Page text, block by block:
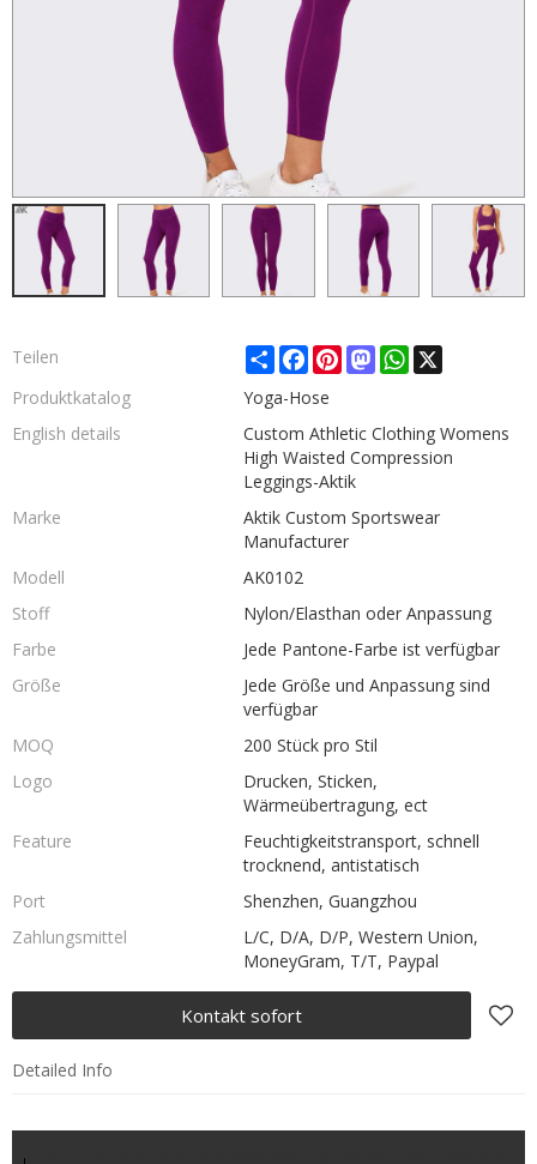
Teilen ShareFacebook
PinterestMastodonWhatsApp
X
Produktkatalog
Yoga-Hose
English details
Custom Athletic Clothing Womens
High Waisted Compression
Leggings-Aktik
Marke
Aktik Custom Sportswear
Manufacturer
Modell
AK0102
Stoff
Nylon/Elasthan oder Anpassung
Farbe
Jede Pantone-Farbe ist verfügbar
Größe
Jede Größe und Anpassung sind
verfügbar
MOQ
200 Stück pro Stil
Logo
Drucken, Sticken,
Wärmeübertragung, ect
Feature
Feuchtigkeitstransport, schnell
trocknend, antistatisch
Port
Shenzhen, Guangzhou
Zahlungsmittel
L/C, D/A, D/P, Western Union,
MoneyGram, T/T, Paypal
Kontakt sofort
Detailed Info